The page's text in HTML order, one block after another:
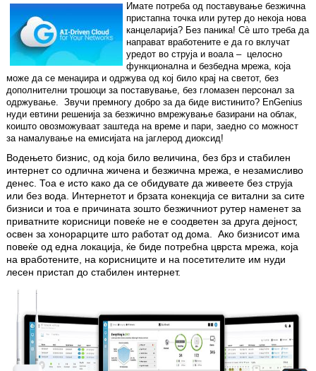
Имате потреба од поставување безжична
пристапна точка или рутер до некоја нова
канцеларија? Без паника! Сè што треба да
направат вработените е да го вклучат
уредот во струја и воала – целосно
функционална и безбедна мрежа, која
може да се менаџира и одржува од кој било крај на светот, без
дополнителни трошоци за поставување, без гломазен персонал за
одржување. Звучи премногу добро за да биде вистинито? EnGenius
нуди евтини решенија за безжично вмрежување базирани на облак,
коишто овозможуваат заштеда на време и пари, заедно со можност
за намалување на емисијата на јаглерод диоксид!
Водењето бизнис, од која било вели­чина, без брз и стабилен
интернет со одлична жичена и безжична мрежа, е незамисливо
денес. Тоа е исто како да се обидувате да живеете без струја
или без вода. Интернетот и брзата конекција се витални за сите
бизниси и тоа е при­чи­на­та зошто безжичниот рутер наменет за
приватните корисници повеќе не е соодветен за друга дејност,
освен за хонорарците што работат од дома. Ако бизнисот има
повеќе од една локација, ќе биде потребна цврста мрежа, која
на вработените, на корисниците и на посе­ти­телите им нуди
лесен пристап до ста­билен интернет.